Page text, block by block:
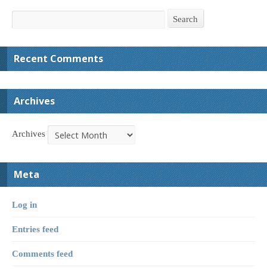
Search
Recent Comments
Archives
Archives
Meta
Log in
Entries feed
Comments feed